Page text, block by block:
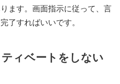
ます。画面指示に従って、言
了すればいいです。
ィベートをしない